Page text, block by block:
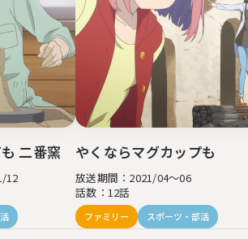
二番窯
12
やくならマグカップも
放送期間：2021/04～06
話数：12話
ファミリー スポーツ・部活